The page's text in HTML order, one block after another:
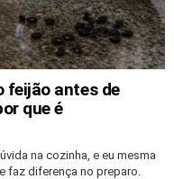
feijão antes de
que é
na cozinha, e eu mesma
faz diferença no preparo.